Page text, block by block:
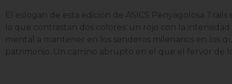
El eslogan de esta edición de ASICS Penyagolosa
la que contrastan dos colores: un rojo con la
mental a mantener en los senderos milenarios en los
patrimonio. Un camino abrupto en el que el fervor de